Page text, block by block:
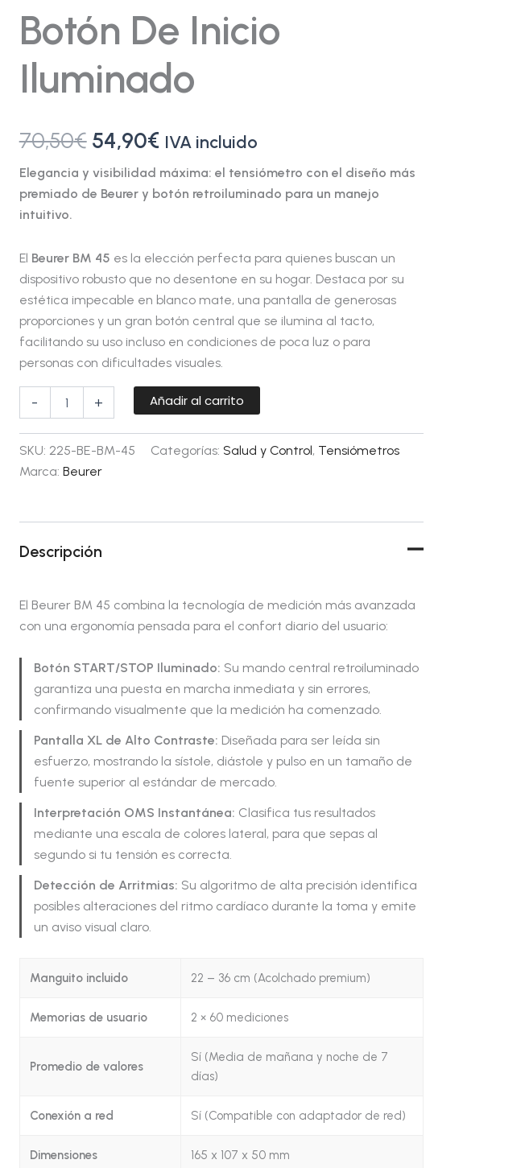
Botón De Inicio
Iluminado
70,50€ 54,90€ IVA incluido
Elegancia y visibilidad máxima: el tensiómetro con el diseño más
premiado de Beurer y botón retroiluminado para un manejo
intuitivo.
El Beurer BM 45 es la elección perfecta para quienes buscan un
dispositivo robusto que no desentone en su hogar. Destaca por su
estética impecable en blanco mate, una pantalla de generosas
proporciones y un gran botón central que se ilumina al tacto,
facilitando su uso incluso en condiciones de poca luz o para
personas con dificultades visuales.
-
Botón
de
Inicio
Iluminado
+ Añadir al carrito
SKU: 225-BE-BM-45 Categorías: Salud y Control, Tensiómetros
Marca: Beurer
Descripción
El Beurer BM 45 combina la tecnología de medición más avanzada
con una ergonomía pensada para el confort diario del usuario:
Botón START/STOP Iluminado: Su mando central retroiluminado
garantiza una puesta en marcha inmediata y sin errores,
confirmando visualmente que la medición ha comenzado.
Pantalla XL de Alto Contraste: Diseñada para ser leída sin
esfuerzo, mostrando la sístole, diástole y pulso en un tamaño de
fuente superior al estándar de mercado.
Interpretación OMS Instantánea: Clasifica tus resultados
mediante una escala de colores lateral, para que sepas al
segundo si tu tensión es correcta.
Detección de Arritmias: Su algoritmo de alta precisión identifica
posibles alteraciones del ritmo cardíaco durante la toma y emite
un aviso visual claro.
Manguito incluido 22 – 36 cm (Acolchado premium)
Memorias de usuario 2 × 60 mediciones
Promedio de valores
Sí (Media de mañana y noche de 7
días)
Conexión a red Sí (Compatible con adaptador de red)
Dimensiones 165 x 107 x 50 mm